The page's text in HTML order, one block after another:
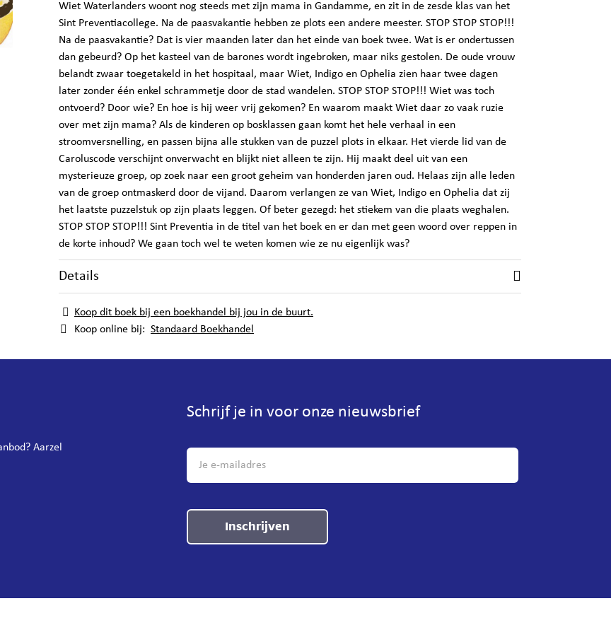
Wiet Waterlanders woont nog steeds met zijn mama in Gandamme, en zit in de zesde klas van het
Sint Preventiacollege. Na de paasvakantie hebben ze plots een andere meester. STOP STOP STOP!!!
Na de paasvakantie? Dat is vier maanden later dan het einde van boek twee. Wat is er ondertussen
dan gebeurd? Op het kasteel van de barones wordt ingebroken, maar niks gestolen. De oude vrouw
belandt zwaar toegetakeld in het hospitaal, maar Wiet, Indigo en Ophelia zien haar twee dagen
later zonder één enkel schrammetje door de stad wandelen. STOP STOP STOP!!! Wiet was toch
ontvoerd? Door wie? En hoe is hij weer vrij gekomen? En waarom maakt Wiet daar zo vaak ruzie
over met zijn mama? Als de kinderen op bosklassen gaan komt het hele verhaal in een
stroomversnelling, en passen bijna alle stukken van de puzzel plots in elkaar. Het vierde lid van de
Caroluscode verschijnt onverwacht en blijkt niet alleen te zijn. Hij maakt deel uit van een
mysterieuze groep, op zoek naar een groot geheim van honderden jaren oud. Helaas zijn alle leden
van de groep ontmaskerd door de vijand. Daarom verlangen ze van Wiet, Indigo en Ophelia dat zij
het laatste puzzelstuk op zijn plaats leggen. Of beter gezegd: het stiekem van die plaats weghalen.
STOP STOP STOP!!! Sint Preventia in de titel van het boek en er dan met geen woord over reppen in
de korte inhoud? We gaan toch wel te weten komen wie ze nu eigenlijk was?
Details
Koop dit boek bij een boekhandel bij jou in de buurt.
Koop online bij: Standaard Boekhandel
Aarzel
Schrijf je in voor onze nieuwsbrief
Inschrijven